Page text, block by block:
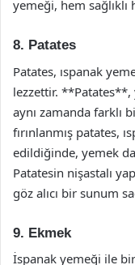
yemeği, hem
8. Patates
Patates, ıspanak
lezzettir. **Patates**,
aynı zamanda farklı
fırınlanmış patates,
edildiğinde, yemek
Patatesin nişastalı
göz alıcı bir sunum
9. Ekmek
İspanak yemeği ile